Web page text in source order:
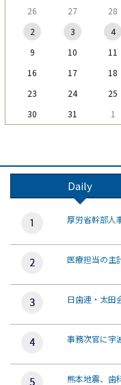
26 27 28
2
3 4
9
10 11
16
17 18
23
24 25
30
31 1
Daily
厚労省幹部人
医療担当の
日歯連・太
事務次官に
熊本地震、